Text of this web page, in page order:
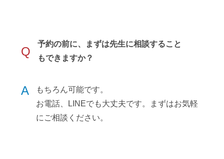
Q
予約の前に、まずは先生に相談すること
もできますか？
A
もちろん可能です。
お電話、LINEでも大丈夫です。まずはお気軽
にご相談ください。